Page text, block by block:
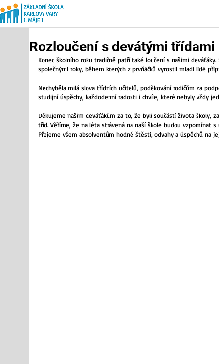
Rozloučení s devátými
Konec školního roku tradičně patří také loučení s našimi
společnými roky, během kterých z prvňáčků vyrostli mladí lidé
Nechyběla milá slova třídních učitelů, poděkování rodičům za
studijní úspěchy, každodenní radosti i chvíle, které nebyly vždy
Děkujeme našim deváťákům za to, že byli součástí života školy,
tříd. Věříme, že na léta strávená na naší škole budou vzpomínat
Přejeme všem absolventům hodně štěstí, odvahy a úspěchů na